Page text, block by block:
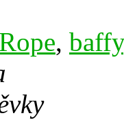
Rope, baffy